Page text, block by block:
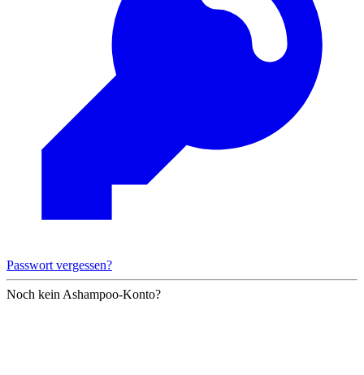
Passwort vergessen?
Noch kein Ashampoo-Konto?